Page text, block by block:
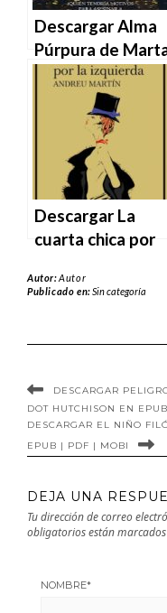
Descargar Alma
Púrpura de
Martín Girón en
EPUB | PDF |
Descargar La
cuarta chica por
Andreu Martín en
Autor:Autor
Publicado en:Sin categoría
DESCARGAR
DOT HUTCHISON EN
DESCARGAR EL NIÑO
EPUB | PDF | MOBI
DEJA UNA
Tu dirección de correo
obligatorios están
NOMBRE*